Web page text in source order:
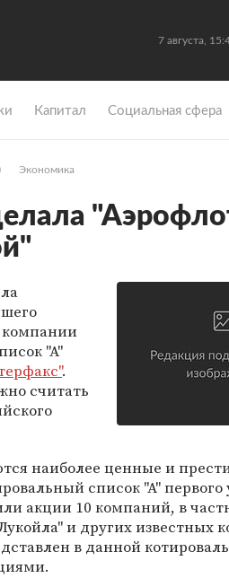
7 августа,
Капитал Социальная сфера
Экономика
компании
"А"
.
считать
наиболее ценные и
список "А" первого
акции 10 компаний, в
и других известных
в данной